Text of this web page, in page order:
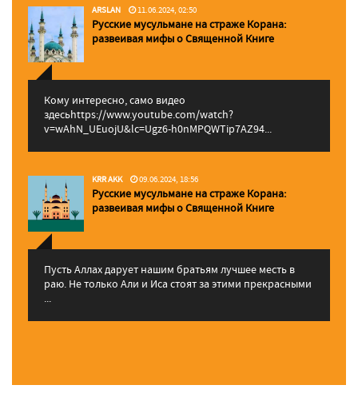
ARSLAN 11.06.2024, 02:50
Русские мусульмане на страже Корана:
pазвеивая мифы о Священной Книге
Кому интересно, само видео
здесьhttps://www.youtube.com/watch?
v=wAhN_UEuojU&lc=Ugz6-h0nMPQWTip7AZ94...
KRR AKK 09.06.2024, 18:56
Русские мусульмане на страже Корана:
pазвеивая мифы о Священной Книге
Пусть Аллах дарует нашим братьям лучшее месть в
раю. Не только Али и Иса стоят за этими прекрасными
...